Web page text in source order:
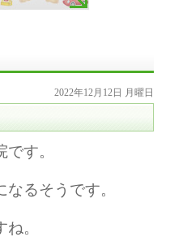
2022年12月12日 月曜日
す。
るそうです。
。